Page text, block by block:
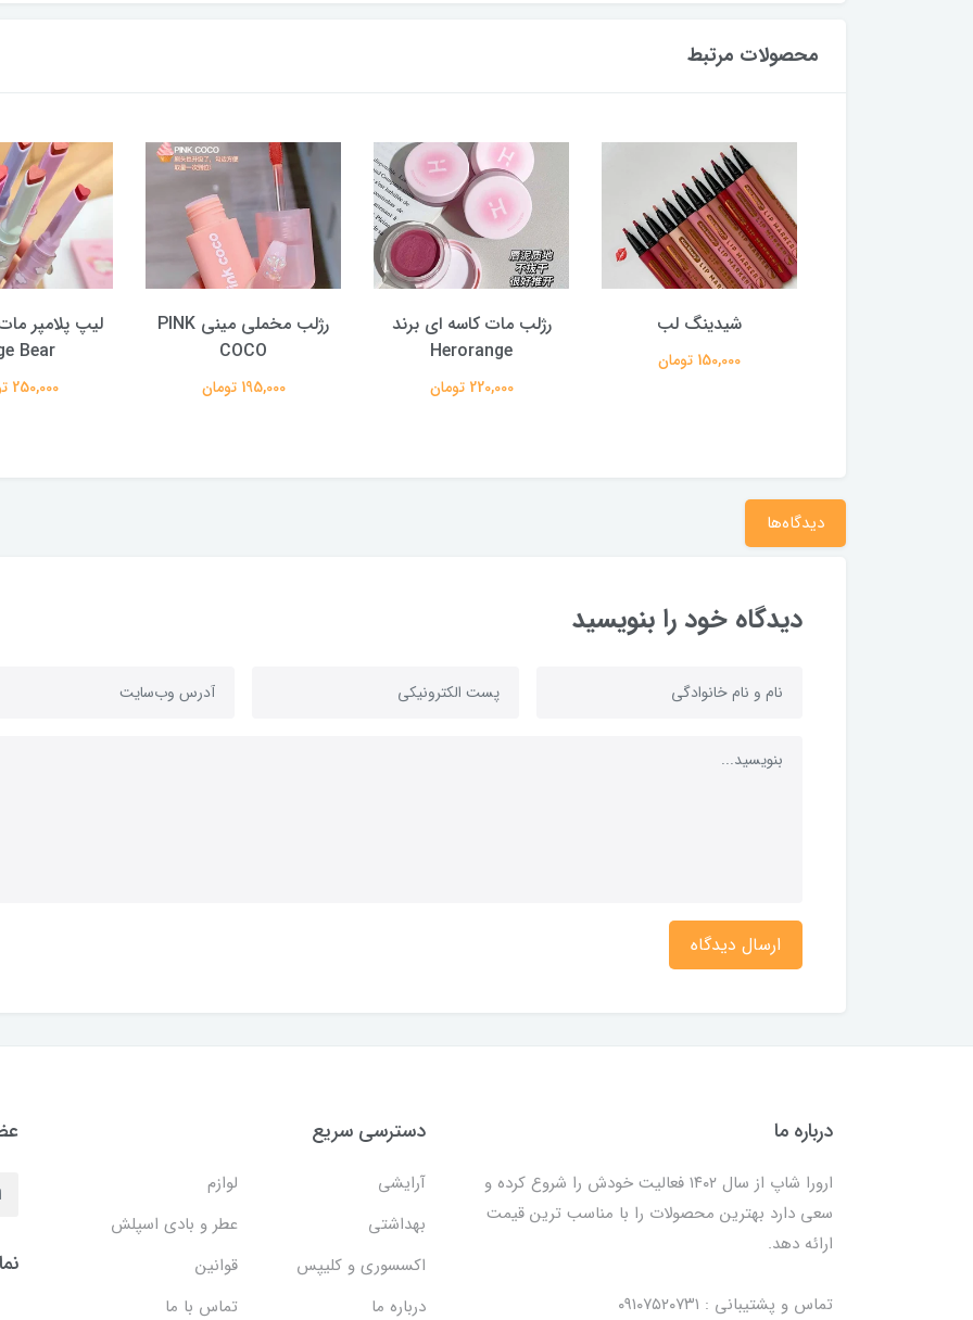
محصولات مرتبط
شیدینگ لب
150,000 تومان
رژلب مات کاسه ای برند
Herorange
220,000 تومان
رژلب مخملی مینی PINK
COCO
195,000 تومان
لیپ پلامپر
Bear
250,000 تومان
دیدگاه‌ها
دیدگاه خود را بنویسید
ارسال دیدگاه
درباره ما
ارورا شاپ از سال ۱۴۰۲ فعالیت خودش را شروع کرده و
سعی دارد بهترین محصولات را با مناسب ترین قیمت
ارائه دهد.
تماس و پشتیبانی : ۰۹۱۰۷۵۲۰۷۳۱
دسترسی سریع
آرایشی
لوازم
بهداشتی
عطر و بادی اسپلش
اکسسوری و کلیپس
قوانین
درباره ما
تماس با ما